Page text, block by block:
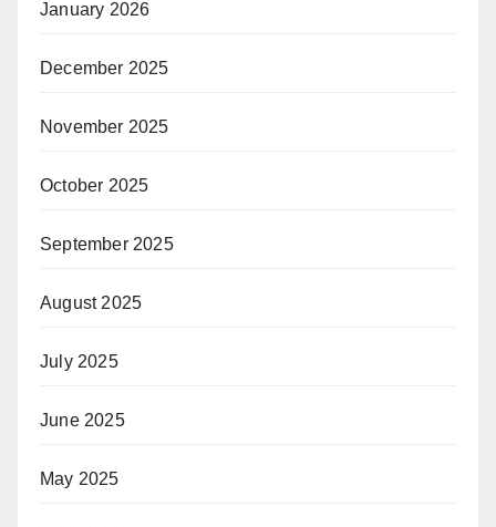
January 2026
December 2025
November 2025
October 2025
September 2025
August 2025
July 2025
June 2025
May 2025